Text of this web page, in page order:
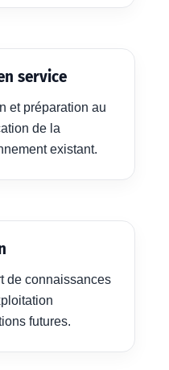
service
et préparation au
de la
existant.
de connaissances
futures.